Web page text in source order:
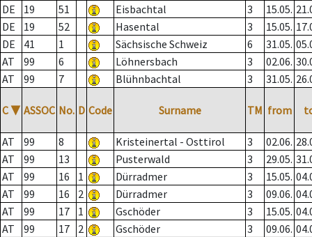
DE
19 51 Eisbachtal 3 15.05.
DE
19 52 Hasental 3 15.05.
DE
41 1 Sächsische Schweiz 6 31.05.
AT
99 6 Löhnersbach 3 02.06.
AT
99 7 Blühnbachtal 3 31.05.
C ▼ ASSOC No. D Code Surname TM from
AT 99 8 Kristeinertal - Osttirol 3 02.06.
AT
99 13 Pusterwald 3 29.05.
AT
99 16 1 Dürradmer 3 15.05.
AT
99 16 2 Dürradmer 3 09.06.
AT
99 17 1 Gschöder 3 15.05.
AT
99 17 2 Gschöder 3 09.06.